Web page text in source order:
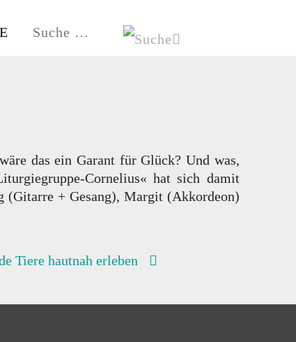
das ein Garant für Glück? Und was,
Cornelius« hat sich damit
(Gitarre + Gesang), Margit (Akkordeon)
Tiere hautnah erleben